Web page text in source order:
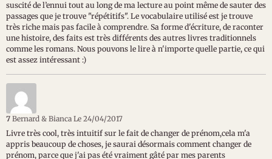
suscité de l’ennui tout au long de ma lecture au point même de sauter des
passages que je trouve "répétitifs". Le vocabulaire utilisé est je trouve
très riche mais pas facile à comprendre. Sa forme d'écriture, de raconter
une histoire, des faits est très différents des autres livres traditionnels
comme les romans. Nous pouvons le lire à n'importe quelle partie, ce qui
est assez intéressant :)
7 Bernard & Bianca Le 24/04/2017
Livre très cool, très intuitif sur le fait de changer de prénom,cela m'a
appris beaucoup de choses, je saurai désormais comment changer de
prénom, parce que j'ai pas été vraiment gâté par mes parents